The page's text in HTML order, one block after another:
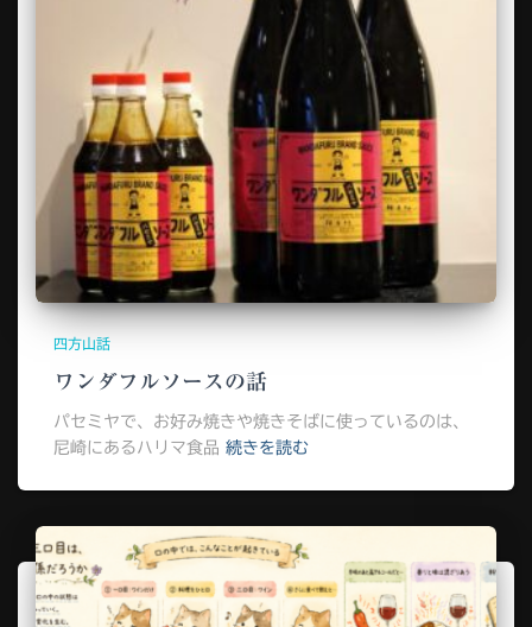
四方山話
ワンダフルソースの話
パセミヤで、お好み焼きや焼きそばに使っているのは、
尼崎にあるハリマ食品 続きを読む